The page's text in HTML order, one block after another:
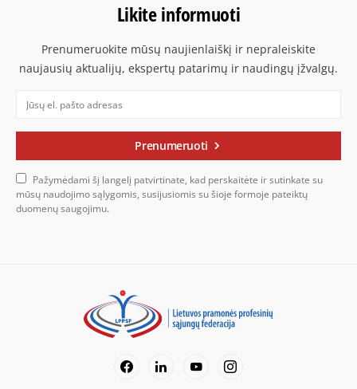
Likite informuoti
Prenumeruokite mūsų naujienlaiškį ir nepraleiskite
naujausių aktualijų, ekspertų patarimų ir naudingų įžvalgų.
Prenumeruoti
Pažymėdami šį langelį patvirtinate, kad perskaitėte ir sutinkate su
mūsų naudojimo sąlygomis, susijusiomis su šioje formoje pateiktų
duomenų saugojimu.